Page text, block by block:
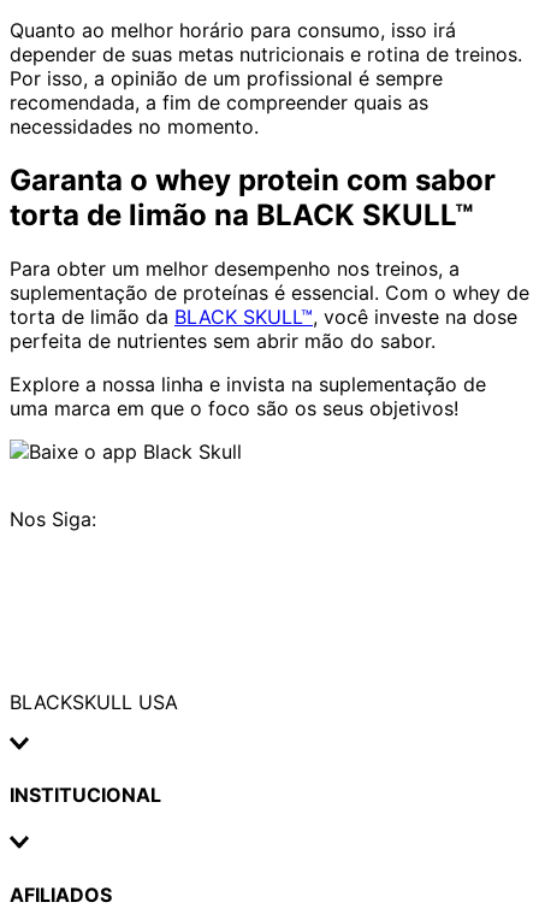
Quanto ao melhor horário para consumo, isso irá
depender de suas metas nutricionais e rotina de treinos.
Por isso, a opinião de um profissional é sempre
recomendada, a fim de compreender quais as
necessidades no momento.
Garanta o whey protein com sabor
torta de limão na BLACK SKULL™
Para obter um melhor desempenho nos treinos, a
suplementação de proteínas é essencial. Com o whey de
torta de limão da BLACK SKULL™, você investe na dose
perfeita de nutrientes sem abrir mão do sabor.
Explore a nossa linha e invista na suplementação de
uma marca em que o foco são os seus objetivos!
Nos Siga:
BLACKSKULL USA
INSTITUCIONAL
AFILIADOS